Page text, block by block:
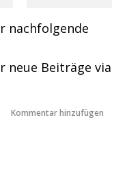
nachfolgende
neue Beiträge via